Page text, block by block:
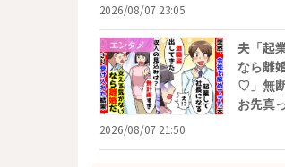
2026/08/07 23:05
エンタメ
夫「起
なら離
♡」無
お先真
2026/08/07 21:50